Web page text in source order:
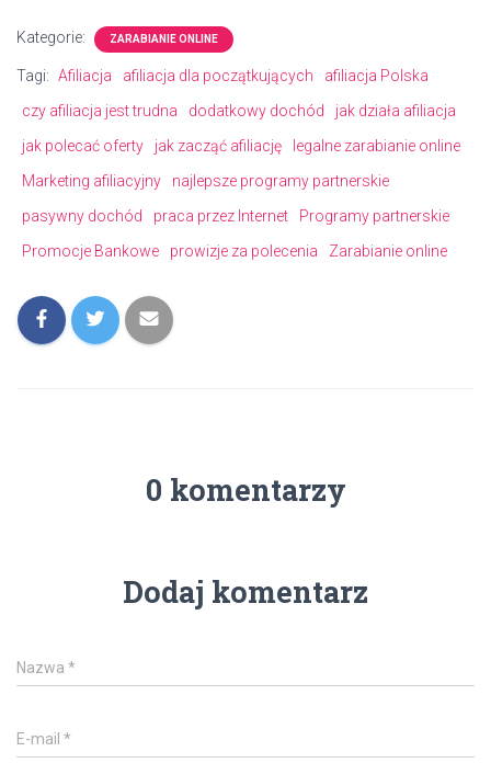
Kategorie: ZARABIANIE ONLINE
Tagi: Afiliacja afiliacja dla początkujących
afiliacja Polska
czy afiliacja jest trudna
dodatkowy dochód
jak działa afiliacja
jak polecać oferty
jak zacząć afiliację
legalne zarabianie online
Marketing afiliacyjny
najlepsze programy partnerskie
pasywny dochód
praca przez Internet
Programy partnerskie
Promocje Bankowe
prowizje za polecenia Zarabianie online
0 komentarzy
Dodaj komentarz
Nazwa *
E-mail *